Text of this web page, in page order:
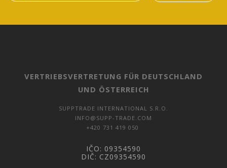
VERTRIEBSVERTRETUNG FÜR DEUTSCHLAND
UND ÖSTERREICH
SUPPTRADE INTERNATIONAL S.R.O.
INFO@SUPP-TRADE.COM
+420 731 419 050
IČO: 09354590
DIČ: CZ09354590